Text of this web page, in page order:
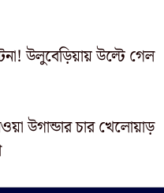
উলুবেড়িয়ায় উল্টে গেল
উগান্ডার চার খেলোয়াড়